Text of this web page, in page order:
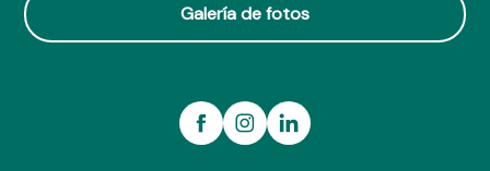
Galería de fotos